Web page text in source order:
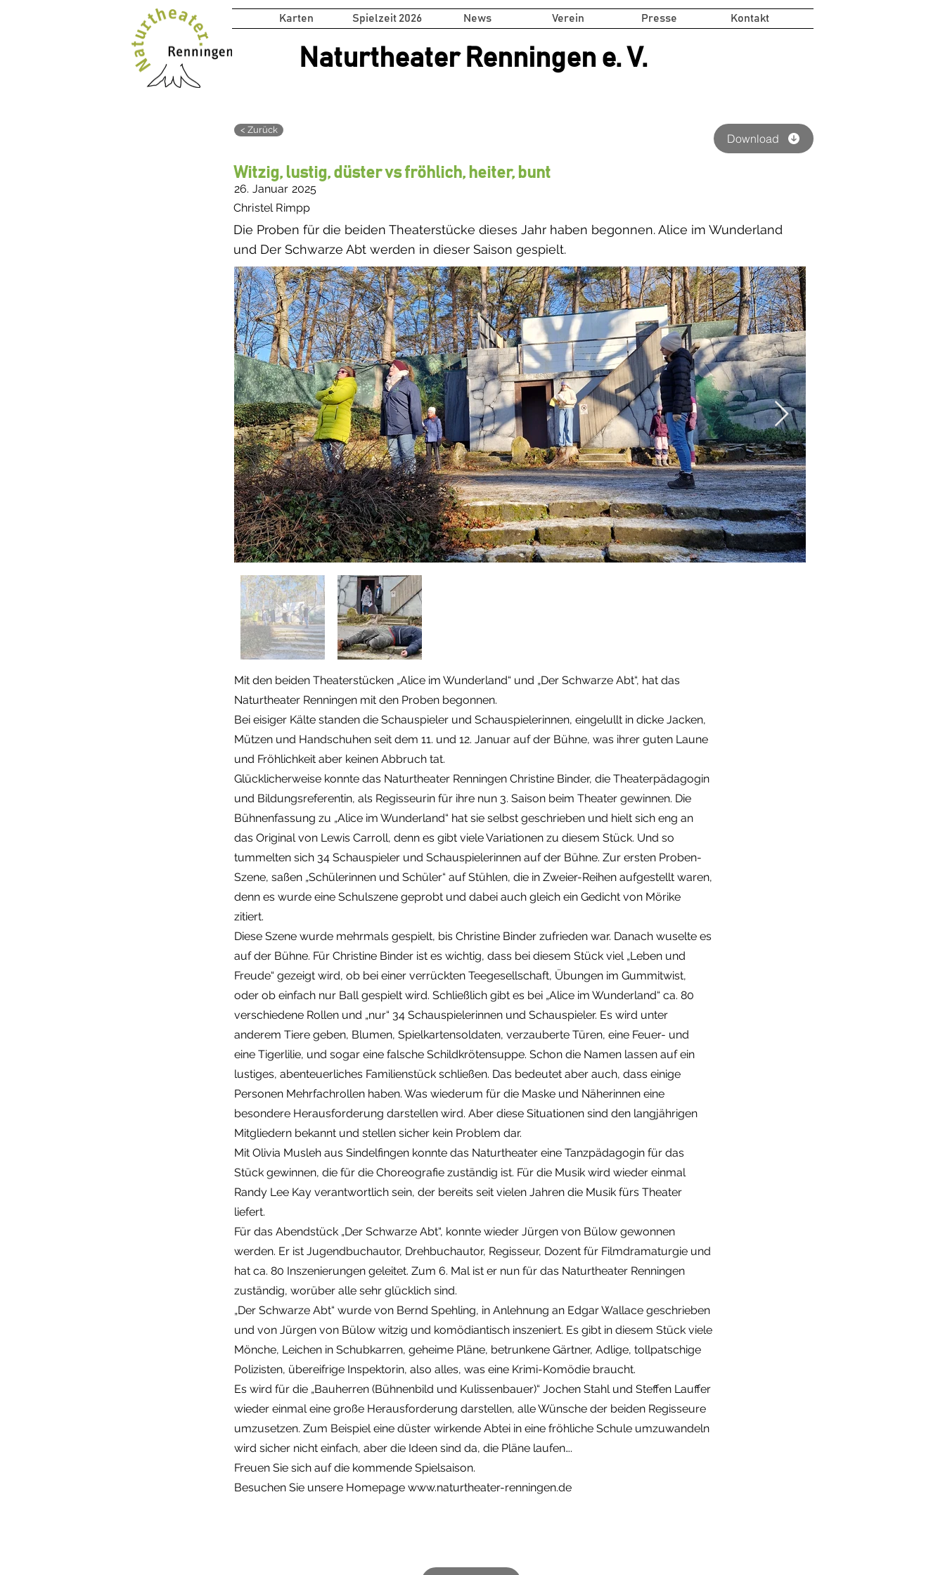
Karten Spielzeit 2026 News Verein Presse Kontakt
Naturtheater Renningen e. V.
< Zurück
Witzig, lustig, düster vs fröhlich, heiter, bunt
26. Januar 2025
Download
Christel Rimpp
Die Proben für die beiden Theaterstücke dieses Jahr haben begonnen. Alice im Wunderland
und Der Schwarze Abt werden in dieser Saison gespielt.
Mit den beiden Theaterstücken „Alice im Wunderland“ und „Der Schwarze Abt“, hat das
Naturtheater Renningen mit den Proben begonnen.
Bei eisiger Kälte standen die Schauspieler und Schauspielerinnen, eingelullt in dicke Jacken,
Mützen und Handschuhen seit dem 11. und 12. Januar auf der Bühne, was ihrer guten Laune
und Fröhlichkeit aber keinen Abbruch tat.
Glücklicherweise konnte das Naturtheater Renningen Christine Binder, die Theaterpädagogin
und Bildungsreferentin, als Regisseurin für ihre nun 3. Saison beim Theater gewinnen. Die
Bühnenfassung zu „Alice im Wunderland“ hat sie selbst geschrieben und hielt sich eng an
das Original von Lewis Carroll, denn es gibt viele Variationen zu diesem Stück. Und so
tummelten sich 34 Schauspieler und Schauspielerinnen auf der Bühne. Zur ersten Proben-
Szene, saßen „Schülerinnen und Schüler“ auf Stühlen, die in Zweier-Reihen aufgestellt waren,
denn es wurde eine Schulszene geprobt und dabei auch gleich ein Gedicht von Mörike
zitiert.
Diese Szene wurde mehrmals gespielt, bis Christine Binder zufrieden war. Danach wuselte es
auf der Bühne. Für Christine Binder ist es wichtig, dass bei diesem Stück viel „Leben und
Freude“ gezeigt wird, ob bei einer verrückten Teegesellschaft, Übungen im Gummitwist,
oder ob einfach nur Ball gespielt wird. Schließlich gibt es bei „Alice im Wunderland“ ca. 80
verschiedene Rollen und „nur“ 34 Schauspielerinnen und Schauspieler. Es wird unter
anderem Tiere geben, Blumen, Spielkartensoldaten, verzauberte Türen, eine Feuer- und
eine Tigerlilie, und sogar eine falsche Schildkrötensuppe. Schon die Namen lassen auf ein
lustiges, abenteuerliches Familienstück schließen. Das bedeutet aber auch, dass einige
Personen Mehrfachrollen haben. Was wiederum für die Maske und Näherinnen eine
besondere Herausforderung darstellen wird. Aber diese Situationen sind den langjährigen
Mitgliedern bekannt und stellen sicher kein Problem dar.
Mit Olivia Musleh aus Sindelfingen konnte das Naturtheater eine Tanzpädagogin für das
Stück gewinnen, die für die Choreografie zuständig ist. Für die Musik wird wieder einmal
Randy Lee Kay verantwortlich sein, der bereits seit vielen Jahren die Musik fürs Theater
liefert.
Für das Abendstück „Der Schwarze Abt“, konnte wieder Jürgen von Bülow gewonnen
werden. Er ist Jugendbuchautor, Drehbuchautor, Regisseur, Dozent für Filmdramaturgie und
hat ca. 80 Inszenierungen geleitet. Zum 6. Mal ist er nun für das Naturtheater Renningen
zuständig, worüber alle sehr glücklich sind.
„Der Schwarze Abt“ wurde von Bernd Spehling, in Anlehnung an Edgar Wallace geschrieben
und von Jürgen von Bülow witzig und komödiantisch inszeniert. Es gibt in diesem Stück viele
Mönche, Leichen in Schubkarren, geheime Pläne, betrunkene Gärtner, Adlige, tollpatschige
Polizisten, übereifrige Inspektorin, also alles, was eine Krimi-Komödie braucht.
Es wird für die „Bauherren (Bühnenbild und Kulissenbauer)“ Jochen Stahl und Steffen Lauffer
wieder einmal eine große Herausforderung darstellen, alle Wünsche der beiden Regisseure
umzusetzen. Zum Beispiel eine düster wirkende Abtei in eine fröhliche Schule umzuwandeln
wird sicher nicht einfach, aber die Ideen sind da, die Pläne laufen….
Freuen Sie sich auf die kommende Spielsaison.
Besuchen Sie unsere Homepage www.naturtheater-renningen.de